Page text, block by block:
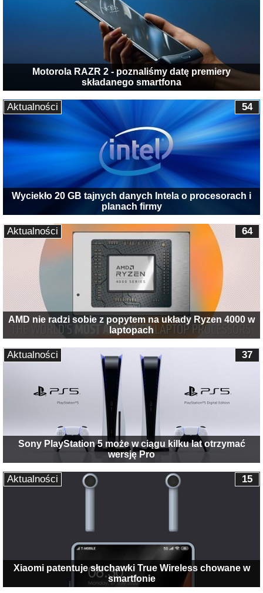
Motorola RAZR 2 - poznaliśmy datę premiery
składanego smartfona
Wyciekło 20 GB tajnych danych Intela o procesorach i
planach firmy
54
Aktualności
AMD nie radzi sobie z popytem na układy Ryzen 4000 w
laptopach
64
Aktualności
Sony PlayStation 5 może w ciągu kilku lat otrzymać
wersję Pro
37
Aktualności
Xiaomi patentuje słuchawki True Wireless chowane w
smartfonie
15
Aktualności